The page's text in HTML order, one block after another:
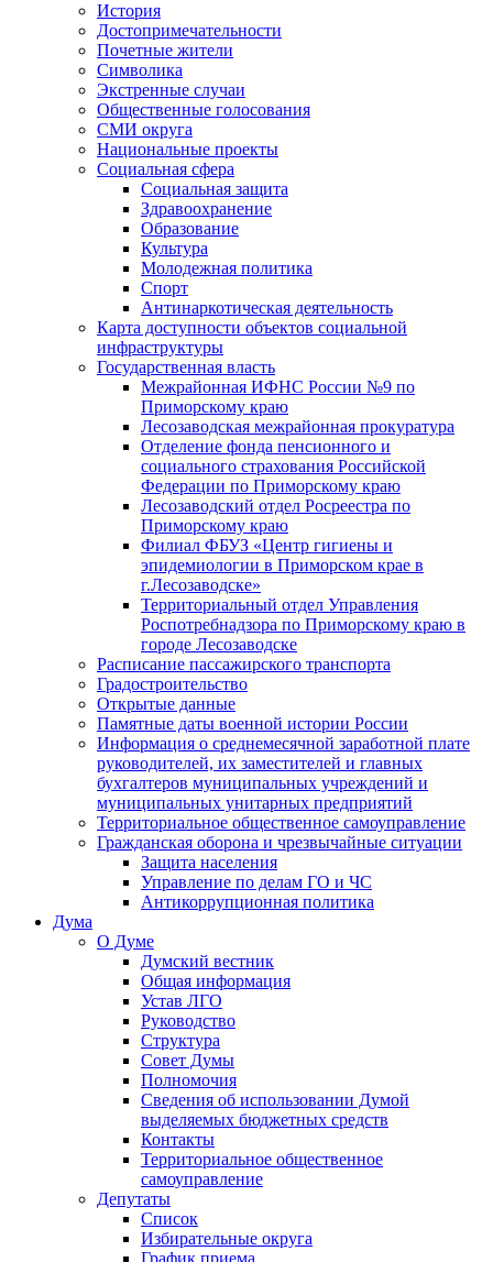
История
Достопримечательности
Почетные жители
Символика
Экстренные случаи
Общественные голосования
СМИ округа
Национальные проекты
Социальная сфера
Социальная защита
Здравоохранение
Образование
Культура
Молодежная политика
Спорт
Антинаркотическая деятельность
Карта доступности объектов социальной
инфраструктуры
Государственная власть
Межрайонная ИФНС России №9 по
Приморскому краю
Лесозаводская межрайонная прокуратура
Отделение фонда пенсионного и
социального страхования Российской
Федерации по Приморскому краю
Лесозаводский отдел Росреестра по
Приморскому краю
Филиал ФБУЗ «Центр гигиены и
эпидемиологии в Приморском крае в
г.Лесозаводске»
Территориальный отдел Управления
Роспотребнадзора по Приморскому краю в
городе Лесозаводске
Расписание пассажирского транспорта
Градостроительство
Открытые данные
Памятные даты военной истории России
Информация о среднемесячной заработной плате
руководителей, их заместителей и главных
бухгалтеров муниципальных учреждений и
муниципальных унитарных предприятий
Территориальное общественное самоуправление
Гражданская оборона и чрезвычайные ситуации
Защита населения
Управление по делам ГО и ЧС
Антикоррупционная политика
Дума
О Думе
Думский вестник
Общая информация
Устав ЛГО
Руководство
Структура
Совет Думы
Полномочия
Сведения об использовании Думой
выделяемых бюджетных средств
Контакты
Территориальное общественное
самоуправление
Депутаты
Список
Избирательные округа